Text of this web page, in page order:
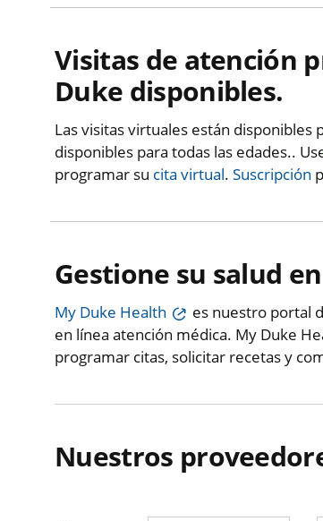
Visitas de atención
Duke disponibles.
Las visitas virtuales están disponibles
disponibles para todas las edades..
programar su cita virtual. Suscripción
Gestione su salud
My Duke Health
es nuestro portal
en línea atención médica. My Duke
programar citas, solicitar recetas y
Nuestros